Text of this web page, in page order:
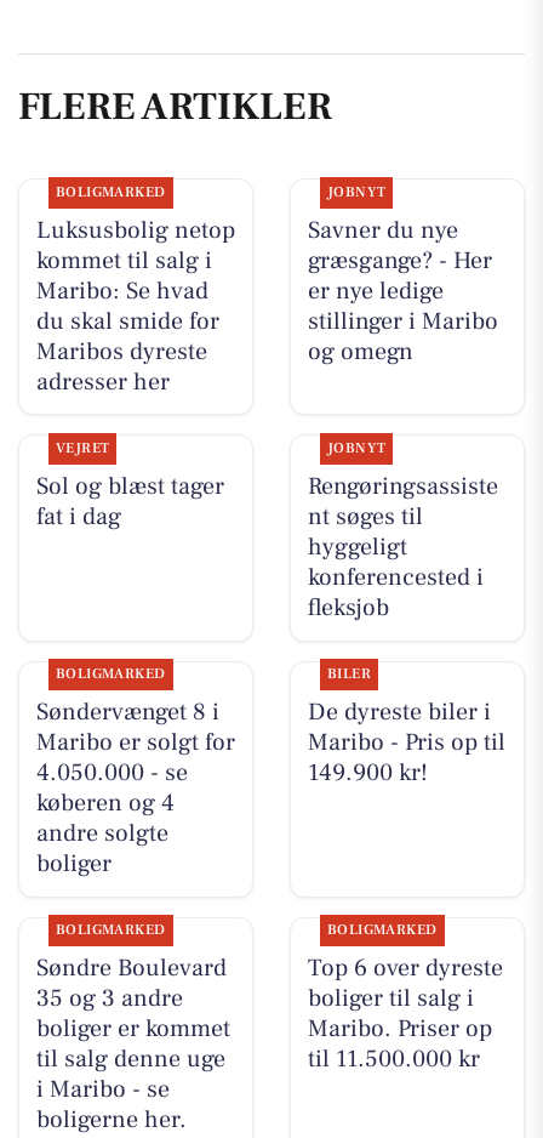
FLERE ARTIKLER
BOLIGMARKED
Luksusbolig netop
kommet til salg i
Maribo: Se hvad
du skal smide for
Maribos dyreste
adresser her
JOBNYT
Savner du nye
græsgange? - Her
er nye ledige
stillinger i Maribo
og omegn
VEJRET
Sol og blæst tager
fat i dag
JOBNYT
Rengøringsassiste
nt søges til
hyggeligt
konferencested i
fleksjob
BOLIGMARKED
Søndervænget 8 i
Maribo er solgt for
4.050.000 - se
køberen og 4
andre solgte
boliger
BILER
De dyreste biler i
Maribo - Pris op til
149.900 kr!
BOLIGMARKED
Søndre Boulevard
35 og 3 andre
boliger er kommet
til salg denne uge
i Maribo - se
boligerne her.
BOLIGMARKED
Top 6 over dyreste
boliger til salg i
Maribo. Priser op
til 11.500.000 kr